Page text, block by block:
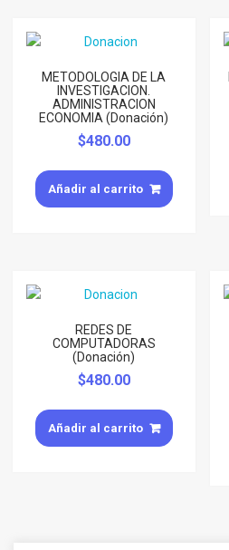
METODOLOGIA DE LA
INVESTIGACION.
ADMINISTRACION
ECONOMIA (Donación)
$480.00
Añadir al carrito
REDES DE
COMPUTADORAS
(Donación)
$480.00
Añadir al carrito